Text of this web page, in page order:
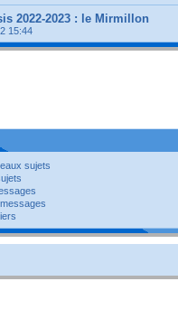
2022-2023 : le Mirmillon
15:44
sujets